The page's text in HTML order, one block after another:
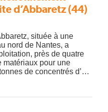
d’Abbaretz (44)
située à une
nord de Nantes, a
près de quatre
matériaux pour une
de concentrés d’…